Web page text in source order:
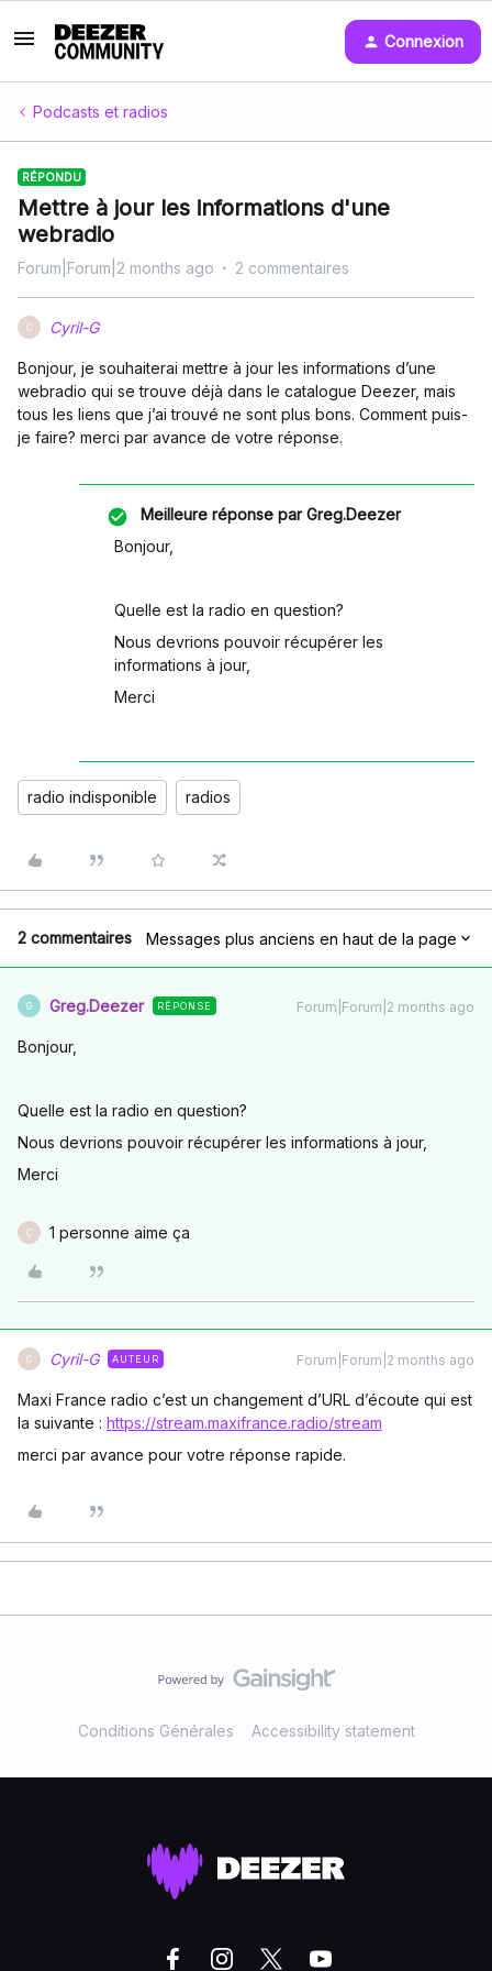
Connexion
Podcasts et radios
RÉPONDU
Mettre à jour les informations d'une
webradio
Forum|Forum|2 months ago 2 commentaires
C Cyril-G
Bonjour, je souhaiterai mettre à jour les informations d’une
webradio qui se trouve déjà dans le catalogue Deezer, mais
tous les liens que j’ai trouvé ne sont plus bons. Comment puis-
je faire? merci par avance de votre réponse.
Meilleure réponse parGreg.Deezer
Bonjour,
Quelle est la radio en question?
Nous devrions pouvoir récupérer les
informations à jour,
Merci
radio indisponible radios
2 commentaires Messages plus anciens en haut de la page
G Greg.Deezer RÉPONSE Forum|Forum|2 months ago
Bonjour,
Quelle est la radio en question?
Nous devrions pouvoir récupérer les informations à jour,
Merci
C 1 personne aime ça
C Cyril-G AUTEUR Forum|Forum|2 months ago
Maxi France radio c’est un changement d’URL d’écoute qui est
la suivante : https://stream.maxifrance.radio/stream
merci par avance pour votre réponse rapide.
Conditions Générales Accessibility statement